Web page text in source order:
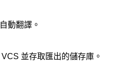
動翻譯。
並存取匯出的儲存庫。